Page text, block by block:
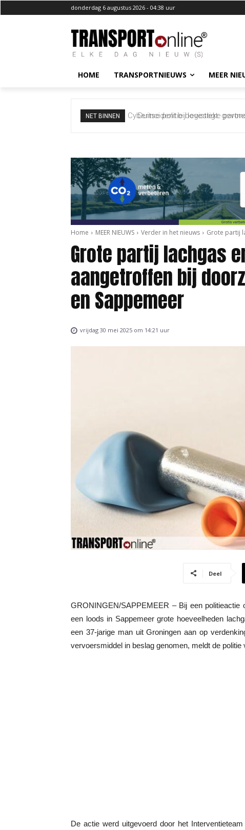
donderdag 6 augustus 2026 - 04:38 uur
HOME TRANSPORTNIEUWS MEER
NET BINNEN Duitse politie bevestigt:
Home MEER NIEUWS Verder in het nieuws Grote partij
Grote partij lachgas
aangetroffen bij
en Sappemeer
vrijdag 30 mei 2025 om 14:21 uur
Deel
GRONINGEN/SAPPEMEER – Bij een
een loods in Sappemeer grote hoeveelheden
een 37-jarige man uit Groningen aan op
vervoersmiddel in beslag genomen, meldt de politie
De actie werd uitgevoerd door het